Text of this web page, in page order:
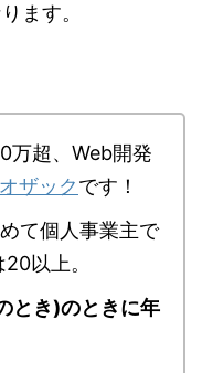
ます。
万超、Web開発
オザックです！
て個人事業主で
以上。
とき)のときに年